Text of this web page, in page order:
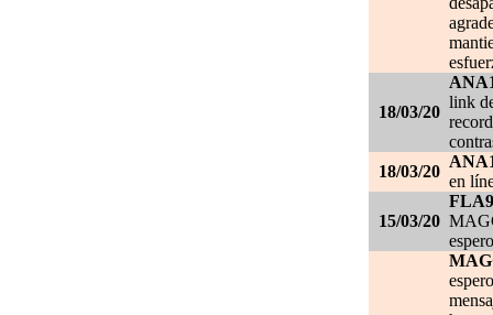
18/03/20
link
18/03/20
en
15/03/20